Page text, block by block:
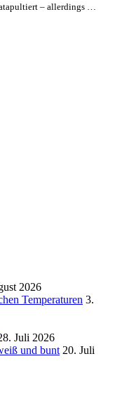
– allerdings …
2026
Temperaturen 3.
Juli 2026
und bunt 20. Juli